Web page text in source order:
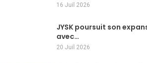
16 Juil 2026
JYSK poursuit son
avec…
20 Juil 2026